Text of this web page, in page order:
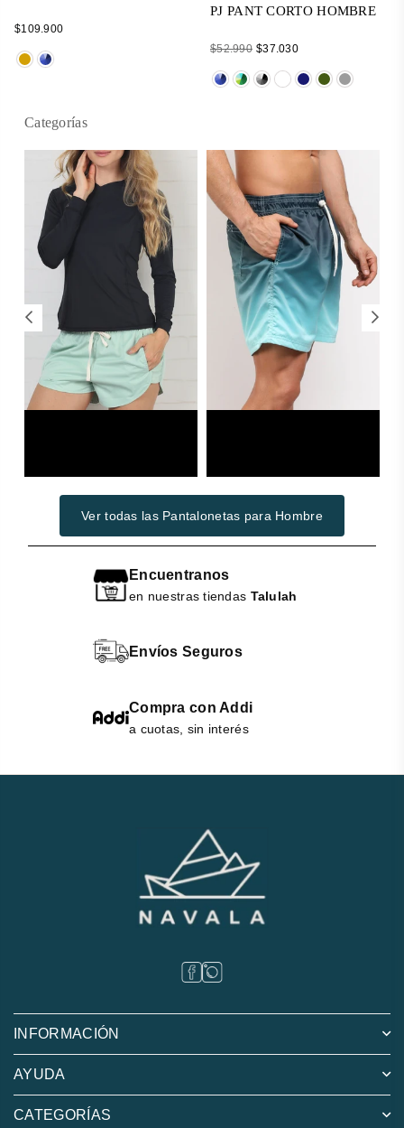
Regular
$109.900
PJ PANT CORTO HOMBRE
Regular
$52.990 $37.030
Categorías
Ver todas las Pantalonetas para Hombre
Encuentranos
en nuestras tiendas Talulah
Envíos Seguros
Compra con Addi
a cuotas, sin interés
INFORMACIÓN
AYUDA
CATEGORÍAS